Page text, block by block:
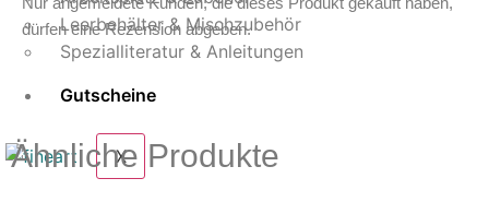
Leerbehälter & Mischzubehör
Spezialliteratur & Anleitungen
Gutscheine
X
dürfen eine Rezension abgeben.
Ähnliche Produkte